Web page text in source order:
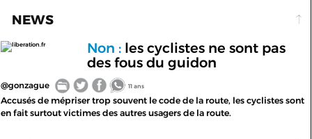
NEWS
liberation.fr Non :les cyclistes ne sont pas
des fous du guidon
@gonzague 11 ans
Accusés de mépriser trop souvent le code de la route, les cyclistes sont
en fait surtout victimes des autres usagers de la route.